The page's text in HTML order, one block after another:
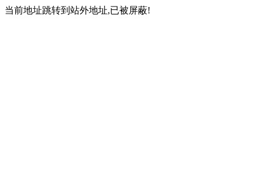
当前地址跳转到站外地址,已被屏蔽!